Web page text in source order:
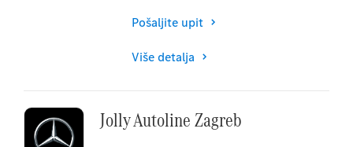
Pošaljite upit
Više detalja
Jolly Autoline Zagreb